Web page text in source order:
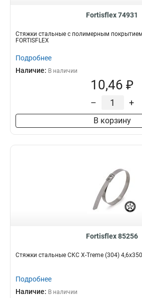
Fortisflex 74931
Стяжки стальные с полимерным
FORTISFLEX
Подробнее
Наличие: В наличии
10,46 ₽
– +
В корзину
Fortisflex 85256
Стяжки стальные СКС X-Treme (304)
Подробнее
Наличие: В наличии